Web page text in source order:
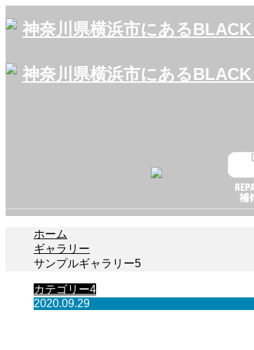
ホーム
ギャラリー
サンプルギャラリー5
カテゴリー4
2020.09.29